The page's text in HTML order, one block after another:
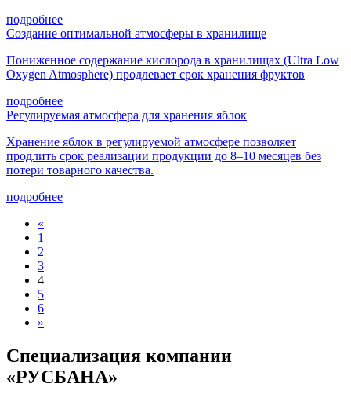
подробнее
Создание оптимальной атмосферы в хранилище
Пониженное содержание кислорода в хранилищах (Ultra Low
Oxygen Atmosphere) продлевает срок хранения фруктов
подробнее
Регулируемая атмосфера для хранения яблок
Хранение яблок в регулируемой атмосфере позволяет
продлить срок реализации продукции до 8–10 месяцев без
потери товарного качества.
подробнее
«
1
2
3
4
5
6
»
Специализация компании
«РУСБАНА»